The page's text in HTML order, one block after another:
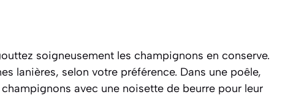
soigneusement les champignons en conserve.
lanières, selon votre préférence. Dans une poêle,
avec une noisette de beurre pour leur